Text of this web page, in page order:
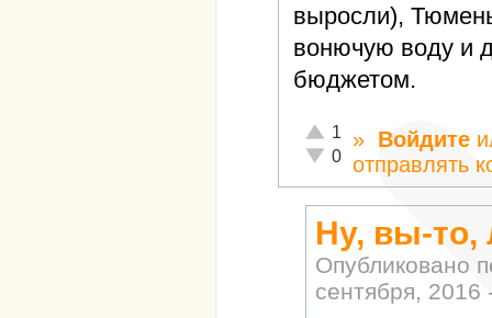
выросли),
вонючую воду и
бюджетом.
Отлично!
1
Неадекватно!
0
» Войдите
отправлять
Ну, вы-то,
Опубликовано
сентября, 2016